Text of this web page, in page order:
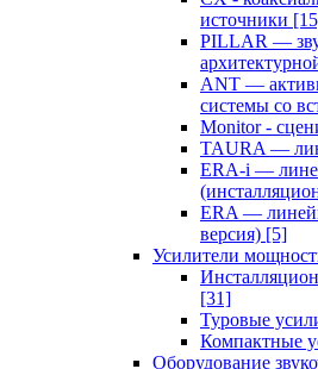
источники
PILLAR —
ANT —
системы со
Monitor -
TAURA —
ERA-i —
ERA —
версия) [5]
Усилители
[31]
Туровые
Компактные
Оборудование